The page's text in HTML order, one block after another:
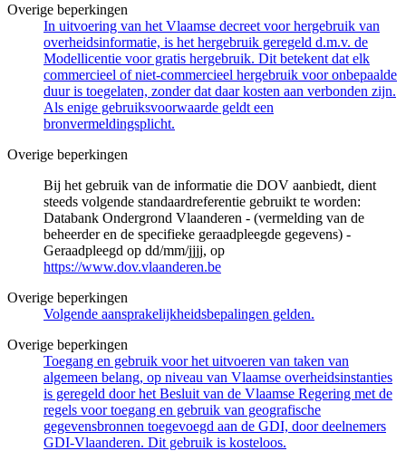
Overige beperkingen
In uitvoering van het Vlaamse decreet voor hergebruik van
overheidsinformatie, is het hergebruik geregeld d.m.v. de
Modellicentie voor gratis hergebruik. Dit betekent dat elk
commercieel of niet-commercieel hergebruik voor onbepaalde
duur is toegelaten, zonder dat daar kosten aan verbonden zijn.
Als enige gebruiksvoorwaarde geldt een
bronvermeldingsplicht.
Overige beperkingen
Bij het gebruik van de informatie die DOV aanbiedt, dient
steeds volgende standaardreferentie gebruikt te worden:
Databank Ondergrond Vlaanderen - (vermelding van de
beheerder en de specifieke geraadpleegde gegevens) -
Geraadpleegd op dd/mm/jjjj, op
https://www.dov.vlaanderen.be
Overige beperkingen
Volgende aansprakelijkheidsbepalingen gelden.
Overige beperkingen
Toegang en gebruik voor het uitvoeren van taken van
algemeen belang, op niveau van Vlaamse overheidsinstanties
is geregeld door het Besluit van de Vlaamse Regering met de
regels voor toegang en gebruik van geografische
gegevensbronnen toegevoegd aan de GDI, door deelnemers
GDI-Vlaanderen. Dit gebruik is kosteloos.